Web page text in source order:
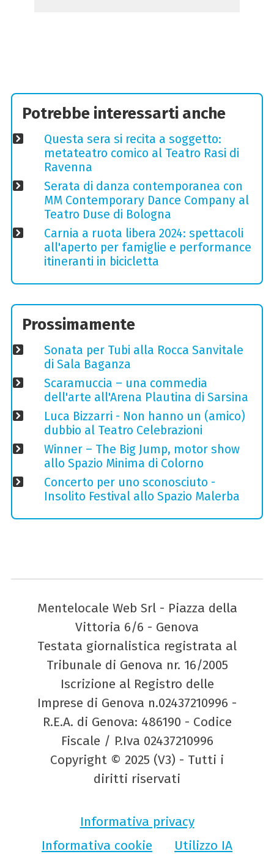
Potrebbe interessarti anche
Questa sera si recita a soggetto:
metateatro comico al Teatro Rasi di
Ravenna
Serata di danza contemporanea con
MM Contemporary Dance Company al
Teatro Duse di Bologna
Carnia a ruota libera 2024: spettacoli
all'aperto per famiglie e performance
itineranti in bicicletta
Prossimamente
Sonata per Tubi alla Rocca Sanvitale
di Sala Baganza
Scaramuccia – una commedia
dell'arte all'Arena Plautina di Sarsina
Luca Bizzarri - Non hanno un (amico)
dubbio al Teatro Celebrazioni
Winner – The Big Jump, motor show
allo Spazio Minima di Colorno
Concerto per uno sconosciuto -
Insolito Festival allo Spazio Malerba
Mentelocale Web Srl - Piazza della
Vittoria 6/6 - Genova
Testata giornalistica registrata al
Tribunale di Genova nr. 16/2005
Iscrizione al Registro delle
Imprese di Genova n.02437210996 -
R.E.A. di Genova: 486190 - Codice
Fiscale / P.Iva 02437210996
Copyright © 2025 (V3) - Tutti i
diritti riservati
Informativa privacy
Informativa cookie
Utilizzo IA